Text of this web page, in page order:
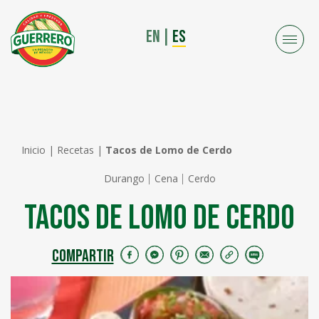
EN ES
Inicio | Recetas | Tacos de Lomo de Cerdo
Durango Cena Cerdo
Tacos de Lomo de Cerdo
COMPARTIR